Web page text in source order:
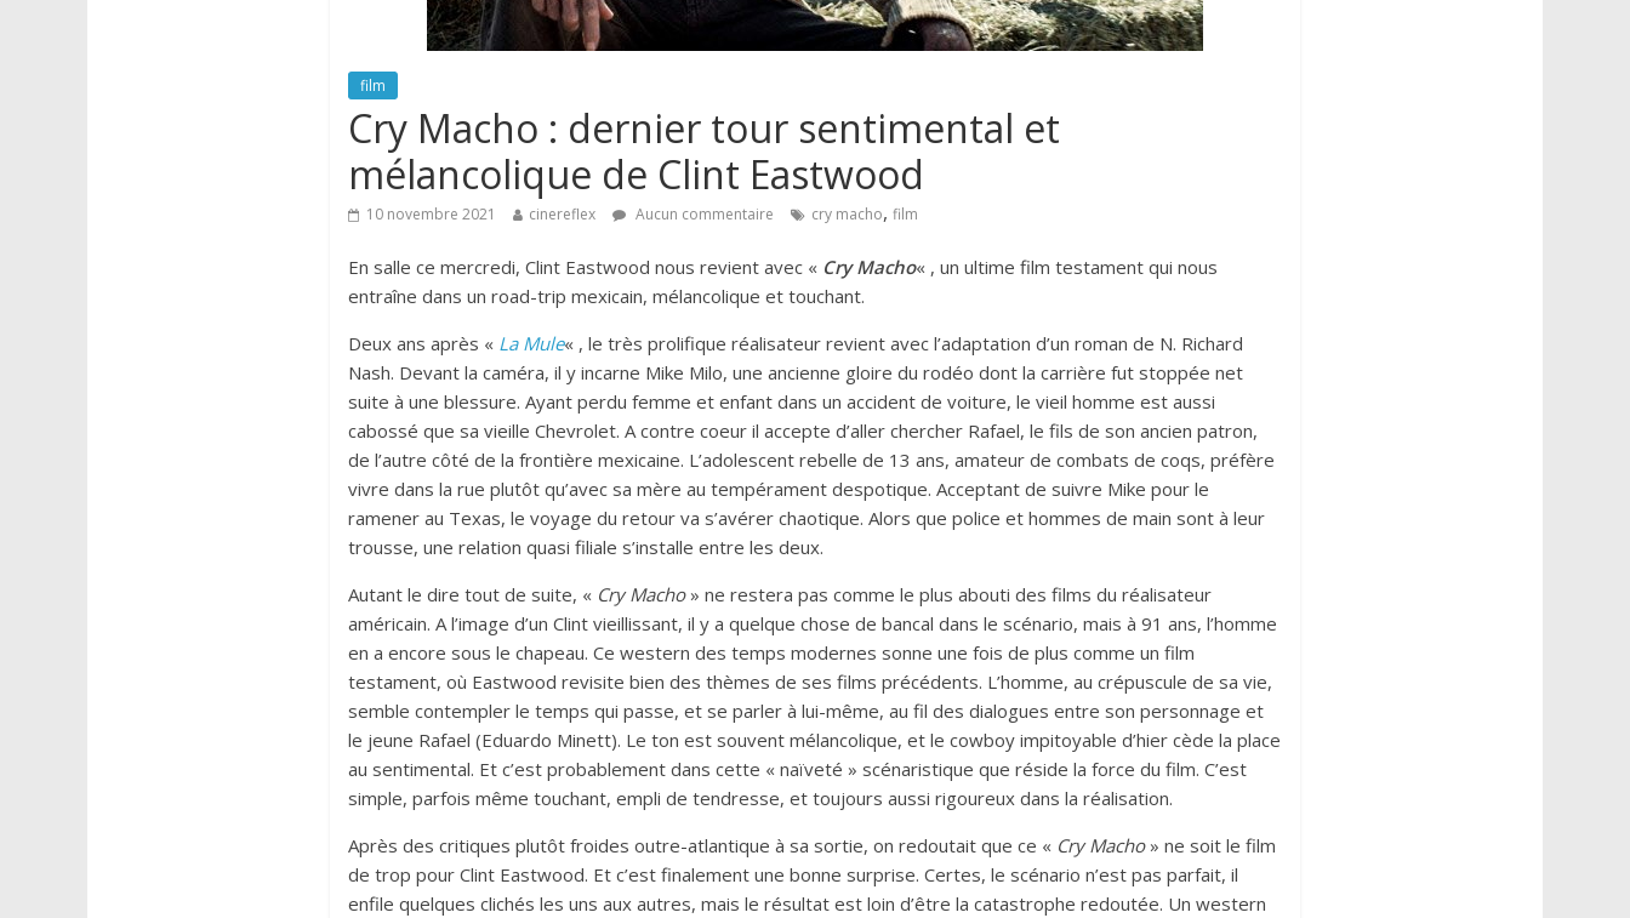
film
Cry Macho : dernier tour sentimental et
mélancolique de Clint Eastwood
10 novembre 2021 cinereflex Aucun commentaire cry macho, film
En salle ce mercredi, Clint Eastwood nous revient avec « Cry Macho« , un ultime film testament qui nous
entraîne dans un road-trip mexicain, mélancolique et touchant.
Deux ans après « La Mule« , le très prolifique réalisateur revient avec l’adaptation d’un roman de N. Richard
Nash. Devant la caméra, il y incarne Mike Milo, une ancienne gloire du rodéo dont la carrière fut stoppée net
suite à une blessure. Ayant perdu femme et enfant dans un accident de voiture, le vieil homme est aussi
cabossé que sa vieille Chevrolet. A contre coeur il accepte d’aller chercher Rafael, le fils de son ancien patron,
de l’autre côté de la frontière mexicaine. L’adolescent rebelle de 13 ans, amateur de combats de coqs, préfère
vivre dans la rue plutôt qu’avec sa mère au tempérament despotique. Acceptant de suivre Mike pour le
ramener au Texas, le voyage du retour va s’avérer chaotique. Alors que police et hommes de main sont à leur
trousse, une relation quasi filiale s’installe entre les deux.
Autant le dire tout de suite, « Cry Macho» ne restera pas comme le plus abouti des films du réalisateur
américain. A l’image d’un Clint vieillissant, il y a quelque chose de bancal dans le scénario, mais à 91 ans, l’homme
en a encore sous le chapeau. Ce western des temps modernes sonne une fois de plus comme un film
testament, où Eastwood revisite bien des thèmes de ses films précédents. L’homme, au crépuscule de sa vie,
semble contempler le temps qui passe, et se parler à lui-même, au fil des dialogues entre son personnage et
le jeune Rafael (Eduardo Minett). Le ton est souvent mélancolique, et le cowboy impitoyable d’hier cède la place
au sentimental. Et c’est probablement dans cette « naïveté » scénaristique que réside la force du film. C’est
simple, parfois même touchant, empli de tendresse, et toujours aussi rigoureux dans la réalisation.
Après des critiques plutôt froides outre-atlantique à sa sortie, on redoutait que ce « Cry Macho» ne soit le film
de trop pour Clint Eastwood. Et c’est finalement une bonne surprise. Certes, le scénario n’est pas parfait, il
enfile quelques clichés les uns aux autres, mais le résultat est loin d’être la catastrophe redoutée. Un western